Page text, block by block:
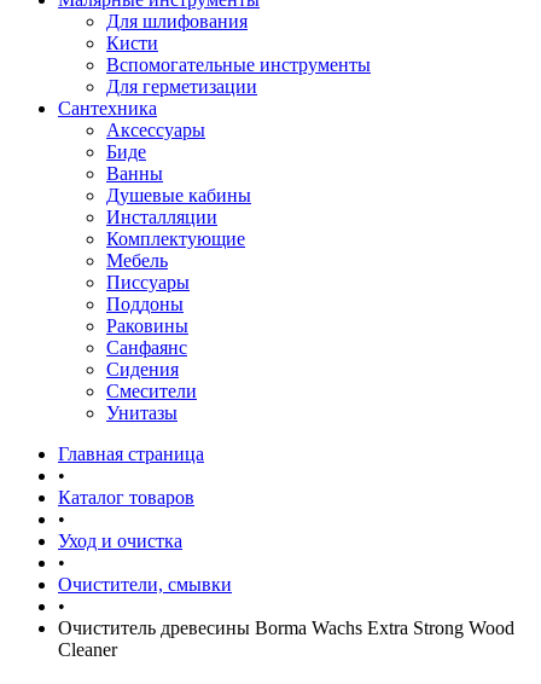
Для шлифования
Кисти
Вспомогательные инструменты
Для герметизации
Сантехника
Аксессуары
Биде
Ванны
Душевые кабины
Инсталляции
Комплектующие
Мебель
Писсуары
Поддоны
Раковины
Санфаянс
Сидения
Смесители
Унитазы
Главная страница
•
Каталог товаров
•
Уход и очистка
•
Очистители, смывки
•
Очиститель древесины Borma Wachs Extra Strong Wood
Cleaner